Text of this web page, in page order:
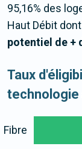
95,16% des
Haut Débit
potentiel de +
Taux
technologie
Fibre